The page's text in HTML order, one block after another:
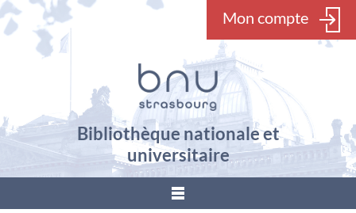
Mon compte
Bibliothèque nationale et
universitaire
???